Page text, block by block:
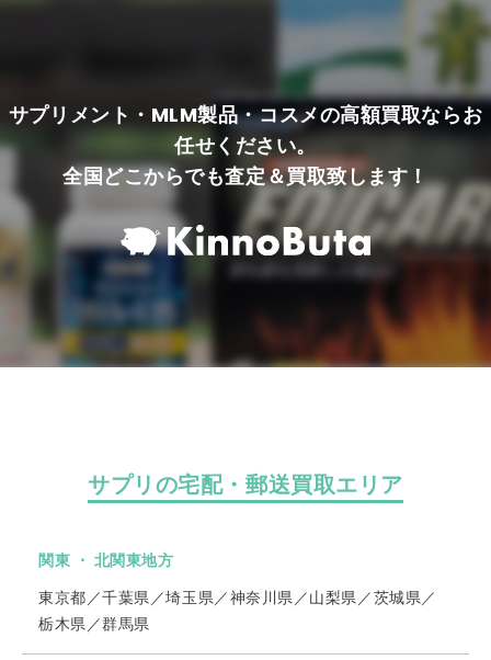
サプリメント・MLM製品・コスメの高額買取ならお
任せください。
全国どこからでも査定＆買取致します！
サプリの宅配・郵送買取エリア
関東 ・ 北関東地方
東京都／千葉県／埼玉県／神奈川県／山梨県／茨城県／
栃木県／群馬県